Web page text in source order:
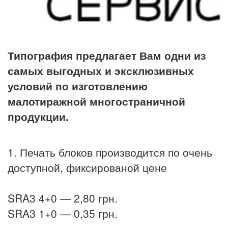
Типография предлагает Вам одни из
самых выгодных и эксклюзивных
условий по изготовлению
малотиражной многостраничной
продукции.
1. Печать блоков производится по очень
доступной, фиксированой цене
SRA3 4+0 — 2,80 грн.
SRA3 1+0 — 0,35 грн.